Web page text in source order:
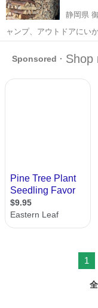
静岡県
ャンプ、アウトドアにい
産ヒノキがメ…
1